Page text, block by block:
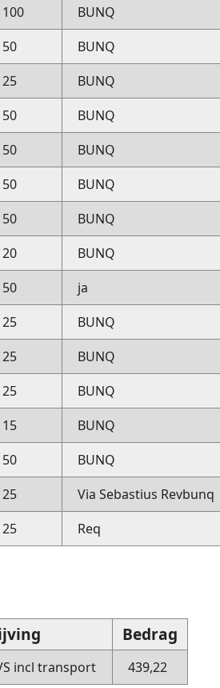
100
BUNQ
50
BUNQ
25
BUNQ
50
BUNQ
50
BUNQ
50
BUNQ
50
BUNQ
20
BUNQ
50
ja
25
BUNQ
25
BUNQ
25
BUNQ
15
BUNQ
50
BUNQ
25
Via Sebastius Revbunq
25 Req
Bedrag
incl transport 439,22